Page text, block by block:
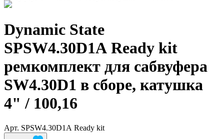
Dynamic State
SPSW4.30D1A Ready kit
ремкомплект для сабвуфера
SW4.30D1 в сборе, катушка
4" / 100,16
Арт. SPSW4.30D1A Ready kit